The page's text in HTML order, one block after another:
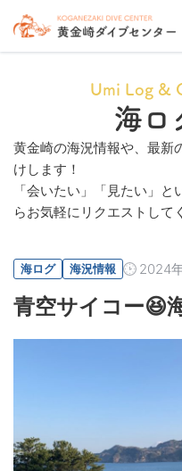
Umi Log &
海ロ
黄金崎の海況情報や、最新
けします！
「会いたい」「見たい」
らお気軽にリクエストして
海ログ 海況情報 2024
青空サイコー😆